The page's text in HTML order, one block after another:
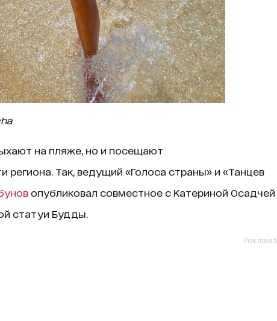
на пляже, но и посещают
региона. Так, ведущий «Голоса страны» и «Танцев
опубликовал совместное с Катериной Осадчей
статуи Будды.
Реклама